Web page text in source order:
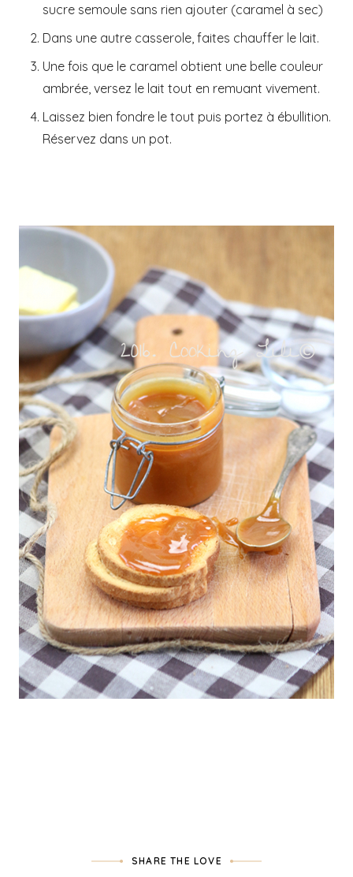
sucre semoule sans rien ajouter (caramel à sec)
Dans une autre casserole, faites chauffer le lait.
Une fois que le caramel obtient une belle couleur
ambrée, versez le lait tout en remuant vivement.
Laissez bien fondre le tout puis portez à ébullition.
Réservez dans un pot.
SHARE THE LOVE